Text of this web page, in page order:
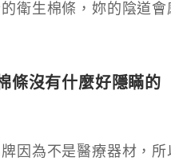
衛生棉條，妳的陰道會
條沒有什麼好隱瞞的​
因為不是醫療器材，